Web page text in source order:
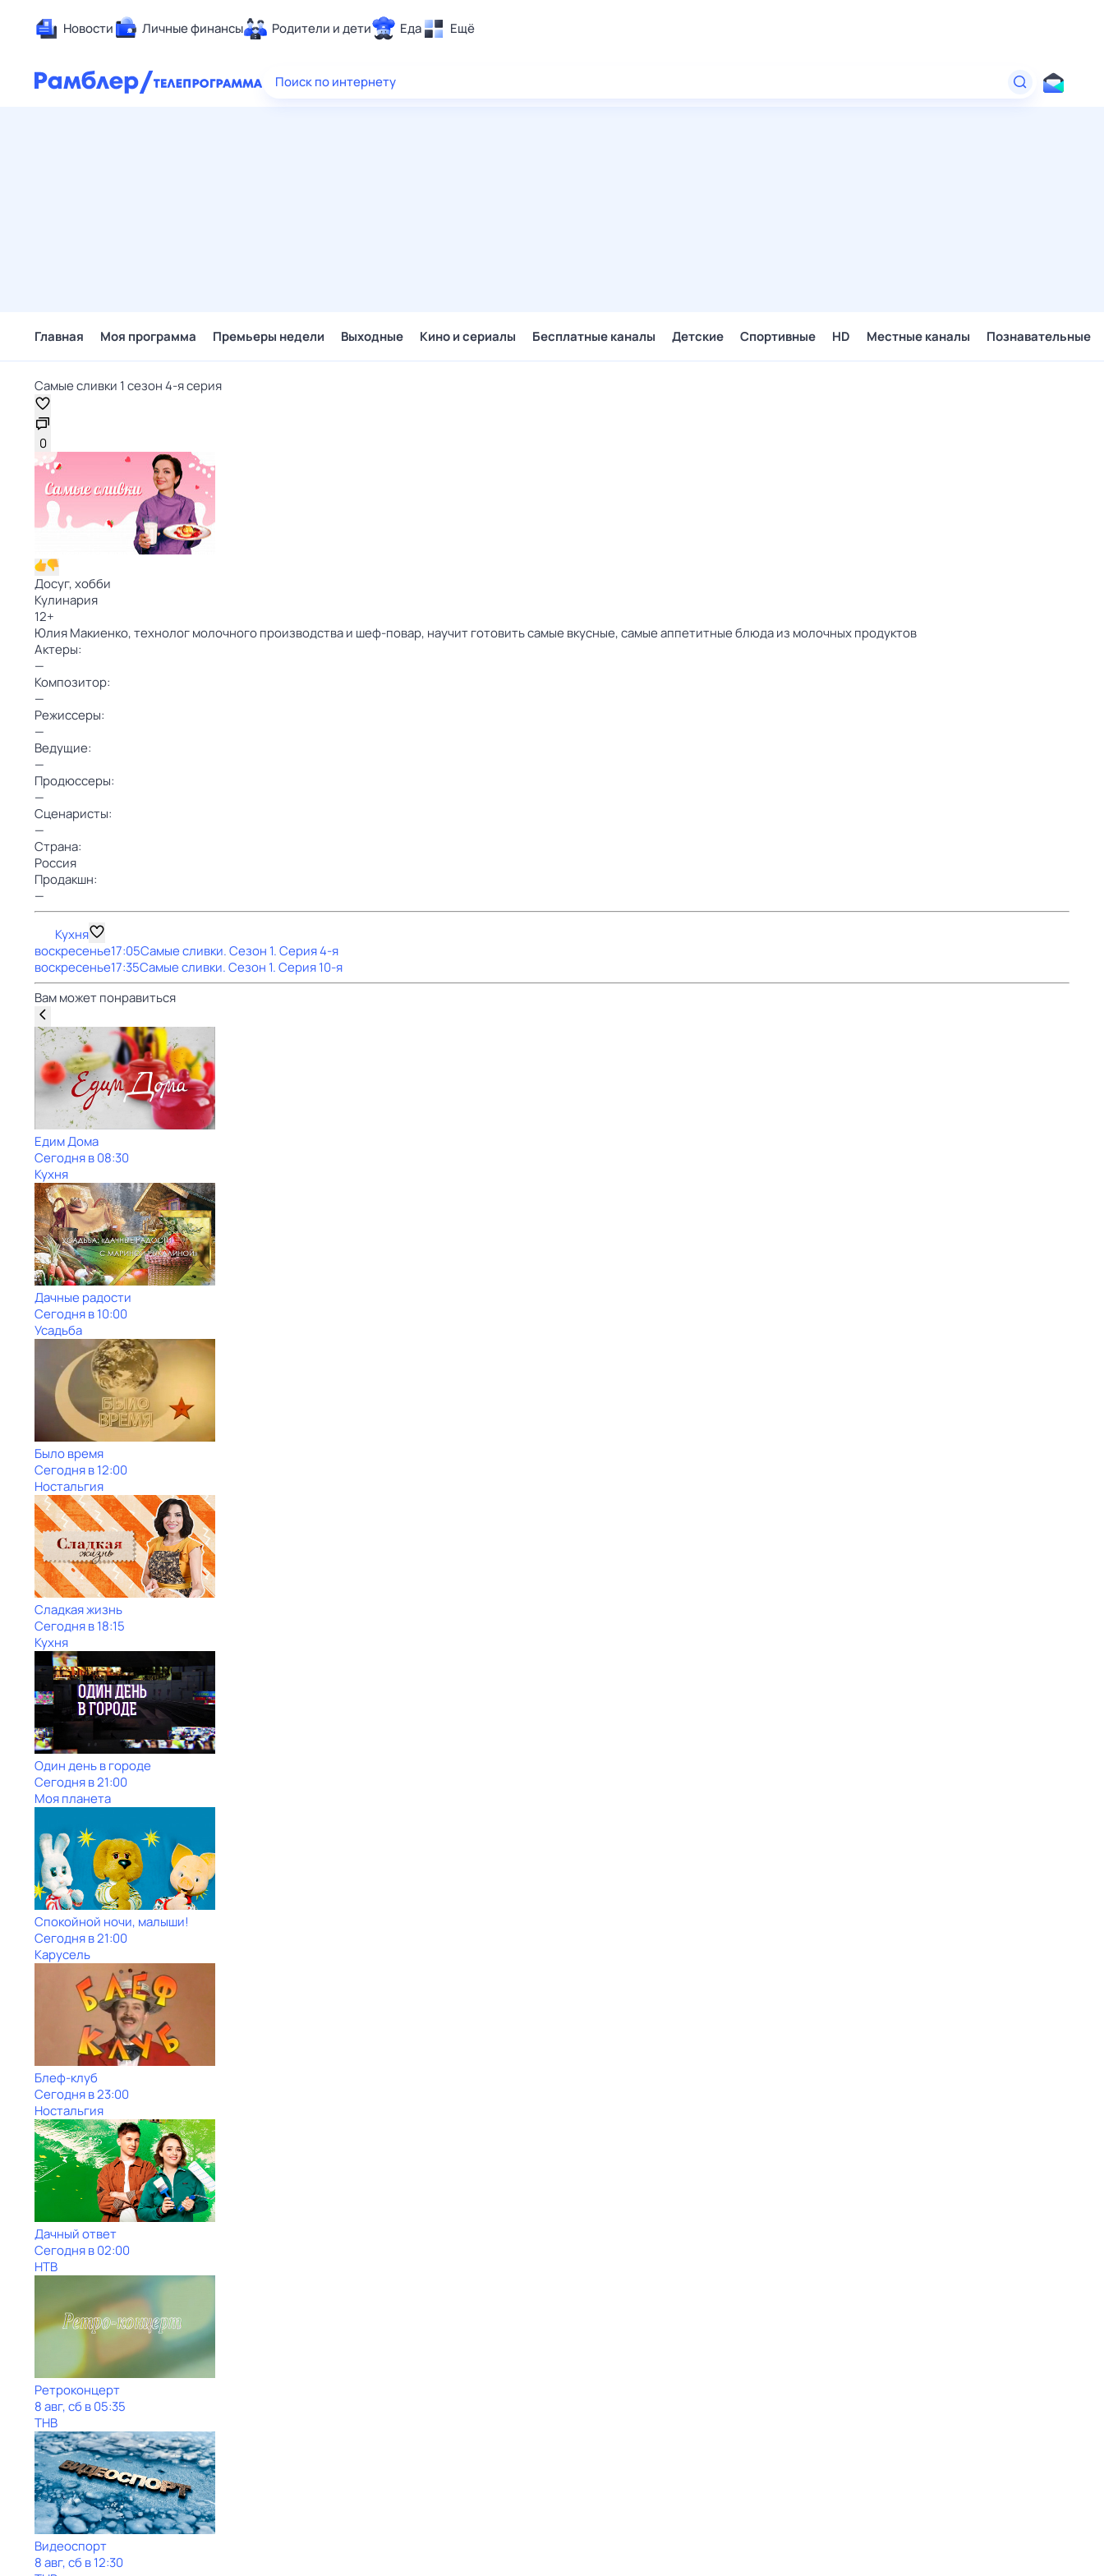
Новости Личные финансы Родители и дети Еда Ещё
Здоровье
Поиск по интернету
Главная Моя программа Премьеры недели Выходные Кино и сериалы Бесплатные каналы Детские Спортивные HD Местные каналы Познавательные
Самые сливки 1 сезон 4-я серия
0
Досуг, хобби
Кулинария
12+
Юлия Макиенко, технолог молочного производства и шеф-повар, научит готовить самые вкусные, самые аппетитные блюда из молочных продуктов
Актеры:
—
Композитор:
—
Режиссеры:
—
Ведущие:
—
Продюссеры:
—
Сценаристы:
—
Страна:
Россия
Продакшн:
—
Кухня
воскресенье17:05Самые сливки. Сезон 1. Серия 4-я
воскресенье17:35Самые сливки. Сезон 1. Серия 10-я
Вам может понравиться
Едим Дома
Сегодня в 08:30
Кухня
Дачные радости
Сегодня в 10:00
Усадьба
Было время
Сегодня в 12:00
Ностальгия
Сладкая жизнь
Сегодня в 18:15
Кухня
Один день в городе
Сегодня в 21:00
Моя планета
Спокойной ночи, малыши!
Сегодня в 21:00
Карусель
Блеф-клуб
Сегодня в 23:00
Ностальгия
Дачный ответ
Сегодня в 02:00
НТВ
Ретроконцерт
8 авг, сб в 05:35
ТНВ
Видеоспорт
8 авг, сб в 12:30